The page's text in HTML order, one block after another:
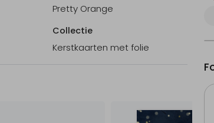
Pretty Orange
Collectie
Kerstkaarten met folie